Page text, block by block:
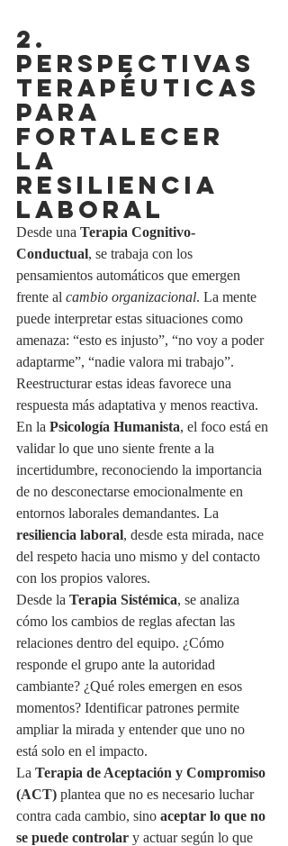
2.
PERSPECTIVAS
TERAPÉUTICAS
PARA
FORTALECER
LA
RESILIENCIA
LABORAL
Desde una Terapia Cognitivo-
Conductual, se trabaja con los
pensamientos automáticos que emergen
frente al cambio organizacional. La mente
puede interpretar estas situaciones como
amenaza: “esto es injusto”, “no voy a poder
adaptarme”, “nadie valora mi trabajo”.
Reestructurar estas ideas favorece una
respuesta más adaptativa y menos reactiva.
En la Psicología Humanista, el foco está en
validar lo que uno siente frente a la
incertidumbre, reconociendo la importancia
de no desconectarse emocionalmente en
entornos laborales demandantes. La
resiliencia laboral, desde esta mirada, nace
del respeto hacia uno mismo y del contacto
con los propios valores.
Desde la Terapia Sistémica, se analiza
cómo los cambios de reglas afectan las
relaciones dentro del equipo. ¿Cómo
responde el grupo ante la autoridad
cambiante? ¿Qué roles emergen en esos
momentos? Identificar patrones permite
ampliar la mirada y entender que uno no
está solo en el impacto.
La Terapia de Aceptación y Compromiso
(ACT) plantea que no es necesario luchar
contra cada cambio, sino aceptar lo que no
se puede controlar y actuar según lo que